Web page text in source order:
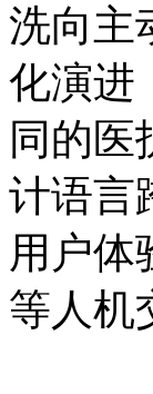
洗向主
化演进
同的医
计语言
用户体
等人机